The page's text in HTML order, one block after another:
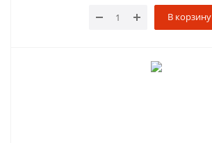
В корзину